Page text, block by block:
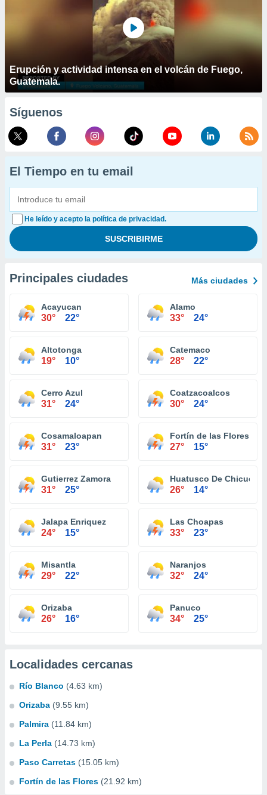
Erupción y actividad intensa en el volcán de Fuego,
Guatemala.
Síguenos
El Tiempo en tu email
He leído y acepto la política de privacidad.
Principales ciudades Más ciudades
Acayucan
30° 22°
Alamo
33° 24°
Altotonga
19° 10°
Catemaco
28° 22°
Cerro Azul
31° 24°
Coatzacoalcos
30° 24°
Cosamaloapan
31° 23°
Fortín de las Flores
27° 15°
Gutierrez Zamora
31° 25°
Huatusco De Chicuellar
26° 14°
Jalapa Enriquez
24° 15°
Las Choapas
33° 23°
Misantla
29° 22°
Naranjos
32° 24°
Orizaba
26° 16°
Panuco
34° 25°
Localidades cercanas
Río Blanco (4.63 km)
Orizaba (9.55 km)
Palmira (11.84 km)
La Perla (14.73 km)
Paso Carretas (15.05 km)
Fortín de las Flores (21.92 km)